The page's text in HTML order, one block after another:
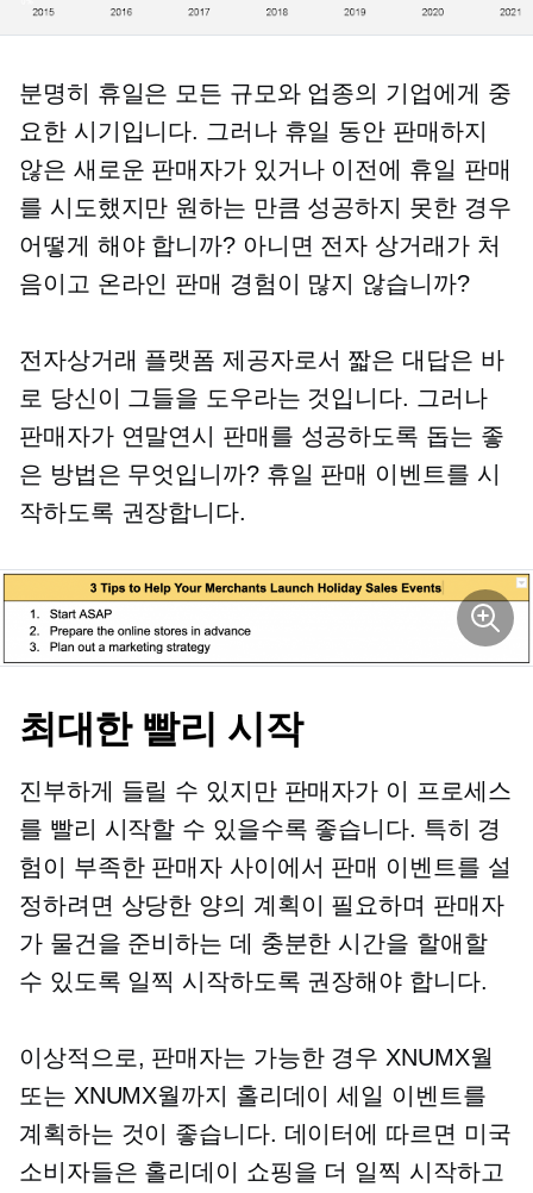
분명히 휴일은 모든 규모와 업종의 기업에게 중
요한 시기입니다. 그러나 휴일 동안 판매하지
않은 새로운 판매자가 있거나 이전에 휴일 판매
를 시도했지만 원하는 만큼 성공하지 못한 경우
어떻게 해야 합니까? 아니면 전자 상거래가 처
음이고 온라인 판매 경험이 많지 않습니까?
전자상거래 플랫폼 제공자로서 짧은 대답은 바
로 당신이 그들을 도우라는 것입니다. 그러나
판매자가 연말연시 판매를 성공하도록 돕는 좋
은 방법은 무엇입니까? 휴일 판매 이벤트를 시
작하도록 권장합니다.
최대한 빨리 시작
진부하게 들릴 수 있지만 판매자가 이 프로세스
를 빨리 시작할 수 있을수록 좋습니다. 특히 경
험이 부족한 판매자 사이에서 판매 이벤트를 설
정하려면 상당한 양의 계획이 필요하며 판매자
가 물건을 준비하는 데 충분한 시간을 할애할
수 있도록 일찍 시작하도록 권장해야 합니다.
이상적으로, 판매자는 가능한 경우 XNUMX월
또는 XNUMX월까지 홀리데이 세일 이벤트를
계획하는 것이 좋습니다. 데이터에 따르면 미국
소비자들은 홀리데이 쇼핑을 더 일찍 시작하고